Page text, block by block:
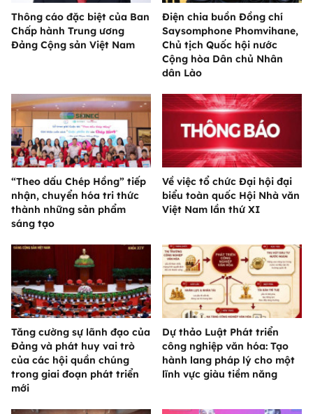
Thông cáo đặc biệt của Ban
Chấp hành Trung ương
Đảng Cộng sản Việt Nam
Điện chia buồn Đồng chí
Saysomphone Phomvihane,
Chủ tịch Quốc hội nước
Cộng hòa Dân chủ Nhân
dân Lào
“Theo dấu Chép Hồng” tiếp
nhận, chuyển hóa tri thức
thành những sản phẩm
sáng tạo
Về việc tổ chức Đại hội đại
biểu toàn quốc Hội Nhà văn
Việt Nam lần thứ XI
Tăng cường sự lãnh đạo của
Đảng và phát huy vai trò
của các hội quần chúng
trong giai đoạn phát triển
mới
Dự thảo Luật Phát triển
công nghiệp văn hóa: Tạo
hành lang pháp lý cho một
lĩnh vực giàu tiềm năng